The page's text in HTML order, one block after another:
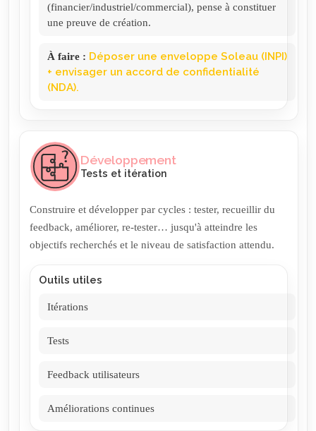
(financier/industriel/commercial), pense à constituer
une preuve de création.
À faire : Déposer une enveloppe Soleau (INPI)
+ envisager un accord de confidentialité
(NDA).
Développement
Tests et itération
Construire et développer par cycles : tester, recueillir du
feedback, améliorer, re-tester… jusqu'à atteindre les
objectifs recherchés et le niveau de satisfaction attendu.
Outils utiles
Itérations
Tests
Feedback utilisateurs
Améliorations continues